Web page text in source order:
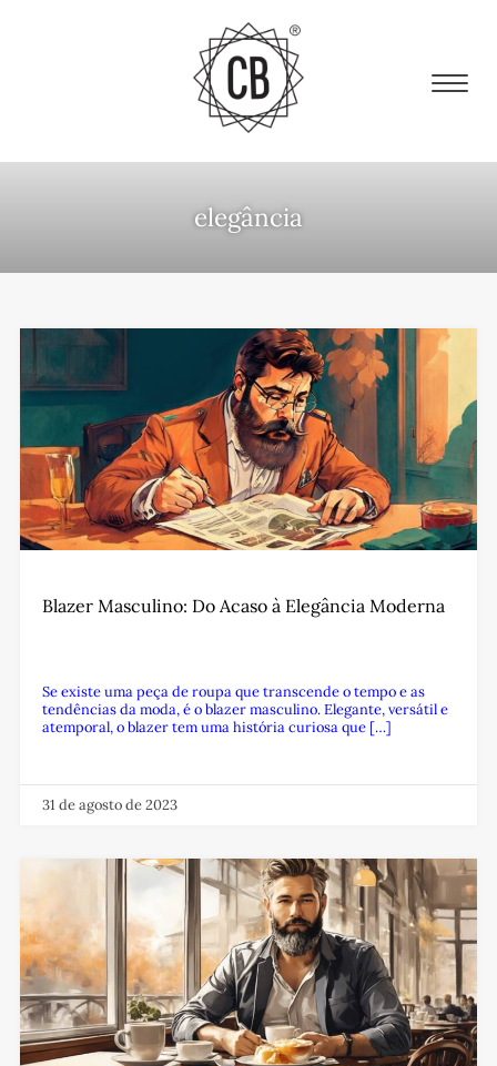
elegância
Blazer Masculino: Do Acaso à Elegância Moderna
Se existe uma peça de roupa que transcende o tempo e as
tendências da moda, é o blazer masculino. Elegante, versátil e
atemporal, o blazer tem uma história curiosa que […]
31 de agosto de 2023